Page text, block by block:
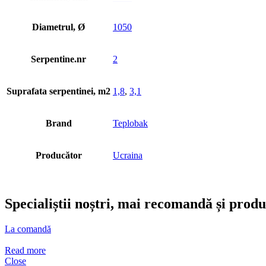
Diametrul, Ø 1050
Serpentine.nr 2
Suprafata serpentinei, m2 1,8, 3,1
Brand Teplobak
Producător Ucraina
Specialiștii noștri, mai recomandă și
La comandă
Read more
Close